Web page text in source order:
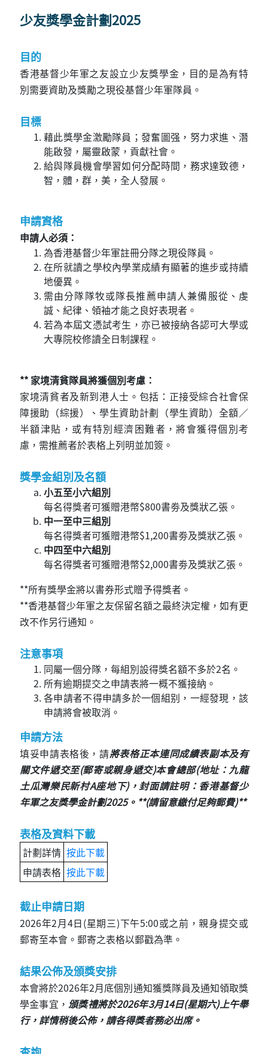
少友獎學金計劃2025
目的
香港基督少年軍之友設立少友獎學金，目的是為有特
別需要資助及獎勵之現役基督少年軍隊員。
目標
藉此獎學金激勵隊員；發奮圖强，努力求進、潛
能啟發，屬靈啟蒙，貢獻社會。
給與隊員機會學習如何分配時間，務求達致德，
智，體，群，美，全人發展。
申請資格
申請人必須：
為香港基督少年軍註冊分隊之現役隊員。
在所就讀之學校內學業成績有顯著的進步或持續
地優異。
需由分隊隊牧或隊長推薦申請人兼備服從、虔
誠、紀律、領袖才能之良好表現者。
若為本屆文憑試考生，亦已被接納各認可大學或
大專院校修讀全日制課程。
** 家境清貧隊員將獲個別考慮：
家境清貧者及新到港人士。包括：正接受綜合社會保
障援助（綜援）、學生資助計劃（學生資助）全額／
半額津貼，或有特別經濟困難者，將會獲得個別考
慮，需推薦者於表格上列明並加簽。
獎學金組別及名額
小五至小六組別
每名得獎者可獲贈港幣$800書劵及獎狀乙張。
中一至中三組別
每名得獎者可獲贈港幣$1,200書劵及獎狀乙張。
中四至中六組別
每名得獎者可獲贈港幣$2,000書劵及獎狀乙張。
**所有獎學金將以書券形式贈予得獎者。
**香港基督少年軍之友保留名額之最終決定權，如有更
改不作另行通知。
注意事項
同屬一個分隊，每組別設得獎名額不多於2名。
所有逾期提交之申請表將一概不獲接納。
各申請者不得申請多於一個組别，一經發現，該
申請將會被取消。
申請方法
填妥申請表格後，請將表格正本連同成績表副本及有
關文件遞交至(郵寄或親身遞交)本會總部(地址：九龍
土瓜灣樂民新村A座地下)，封面請註明：香港基督少
年軍之友獎學金計劃2025。**(請留意繳付足夠郵費)**
表格及資料下載
計劃詳情 按此下載
申請表格 按此下載
截止申請日期
2026年2月4日(星期三)下午5:00或之前，親身提交或
郵寄至本會。郵寄之表格以郵戳為準。
結果公佈及頒獎安排
本會將於2026年2月底個別通知獲獎隊員及通知領取獎
學金事宜，頒獎禮將於2026年3月14日(星期六)上午舉
行，詳情稍後公佈，請各得獎者務必出席。